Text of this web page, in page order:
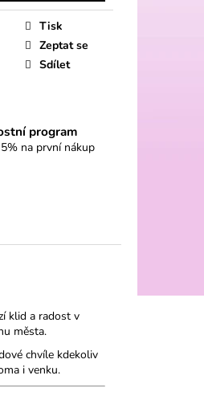
Tisk
Zeptat se
Sdílet
program
na první nákup
klid a radost v
města.
chvíle kdekoliv
i venku.